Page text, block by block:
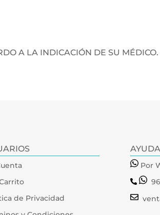
A LA INDICACIÓN DE SU MÉDICO.
de Privacidad
AYUDA
Por